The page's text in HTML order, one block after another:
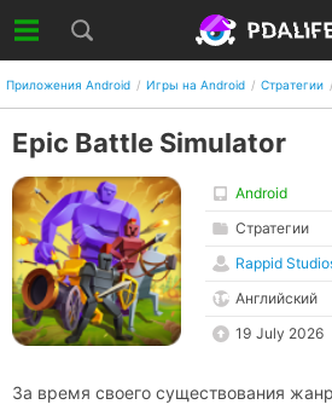
Приложения Android Игры на Android Стратегии
Epic Battle Simulator
Android
Стратегии
Rappid
Английский
19 July 2026
За время своего существования